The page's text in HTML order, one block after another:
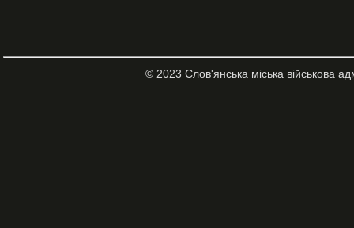
© 2023 Слов'янська міська військова